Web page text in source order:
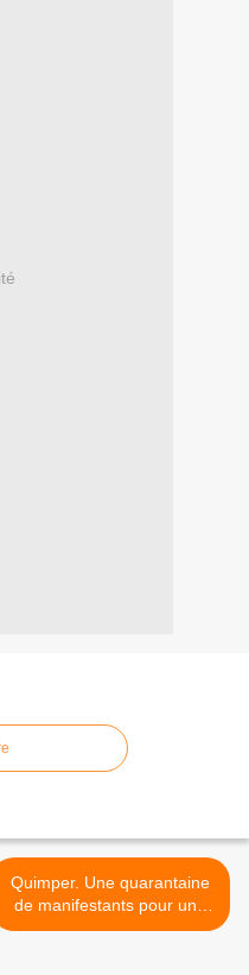
Quimper. Une quarantaine
de manifestants pour une
terre sans pesticides (OF) >